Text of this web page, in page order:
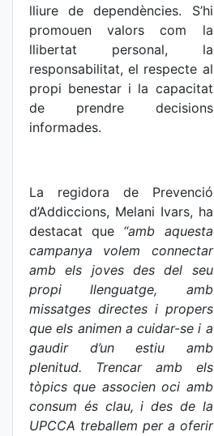
lliure de dependències. S’hi
promouen valors com la
llibertat personal, la
responsabilitat, el respecte al
propi benestar i la capacitat
de prendre decisions
informades.
La regidora de Prevenció
d’Addiccions, Melani Ivars, ha
destacat que “amb aquesta
campanya volem connectar
amb els joves des del seu
propi llenguatge, amb
missatges directes i propers
que els animen a cuidar-se i a
gaudir d’un estiu amb
plenitud. Trencar amb els
tòpics que associen oci amb
consum és clau, i des de la
UPCCA treballem per a oferir